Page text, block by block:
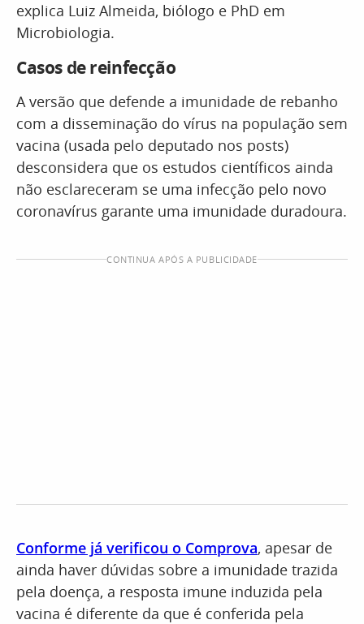
explica Luiz Almeida, biólogo e PhD em
Microbiologia.
Casos de reinfecção
A versão que defende a imunidade de rebanho
com a disseminação do vírus na população sem
vacina (usada pelo deputado nos posts)
desconsidera que os estudos científicos ainda
não esclareceram se uma infecção pelo novo
coronavírus garante uma imunidade duradoura.
CONTINUA APÓS A PUBLICIDADE
Conforme já verificou o Comprova, apesar de
ainda haver dúvidas sobre a imunidade trazida
pela doença, a resposta imune induzida pela
vacina é diferente da que é conferida pela